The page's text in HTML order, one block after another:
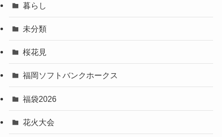
暮らし
未分類
桜花見
福岡ソフトバンクホークス
福袋2026
花火大会